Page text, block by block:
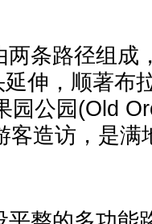
两条路径组成
伸，顺著布
园公园(Old
客造访，是满